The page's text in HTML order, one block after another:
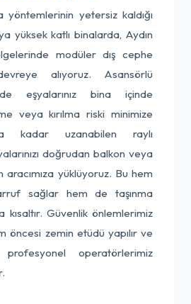
yöntemlerinin yetersiz kaldığı
yüksek katlı binalarda, Aydın
modüler dış cephe
alıyoruz. Asansörlü
eşyalarınız bina içinde
veya kırılma riski minimize
kadar uzanabilen raylı
doğrudan balkon veya
yüklüyoruz. Bu hem
sağlar hem de taşınma
kısaltır. Güvenlik önlemlerimiz
öncesi zemin etüdü yapılır ve
operatörlerimiz